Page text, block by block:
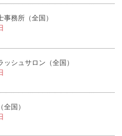
務所（全国）
ッシュサロン（全国）
国）